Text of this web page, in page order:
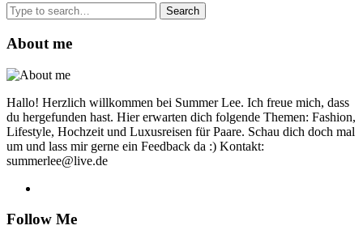
Search
for:
About me
Hallo! Herzlich willkommen bei Summer Lee. Ich freue mich, dass
du hergefunden hast. Hier erwarten dich folgende Themen: Fashion,
Lifestyle, Hochzeit und Luxusreisen für Paare. Schau dich doch mal
um und lass mir gerne ein Feedback da :) Kontakt:
summerlee@live.de
Follow Me